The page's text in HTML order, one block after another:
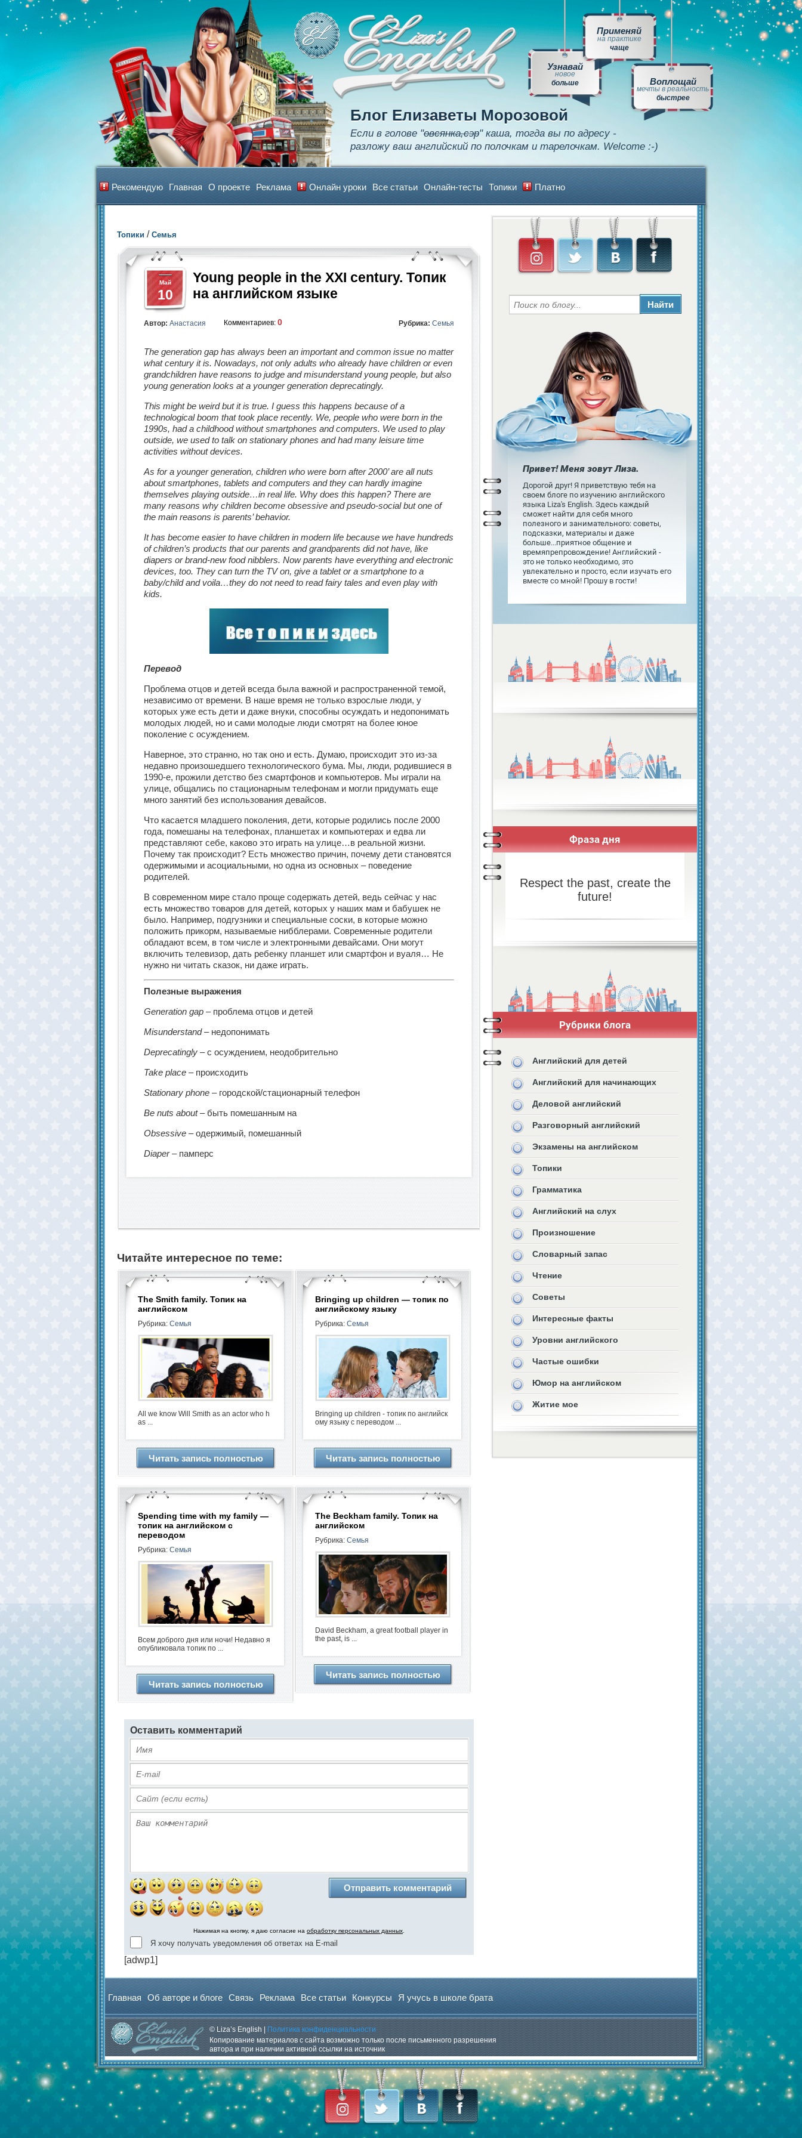
Блог Елизаветы Морозовой
Если в голове "овсянка,сэр" каша, тогда вы по адресу -
разложу ваш английский по полочкам и тарелочкам. Welcome :-)
Узнавай
Learn
новое
больше
Применяй
Apply
на практике
чаще
Воплощай
Realize
мечты в реальность
быстрее
Рекомендую Главная О проекте Реклама Онлайн уроки Все статьи Онлайн-тесты Топики Платно
Топики / Семья
Май
10
Young people in the XXI century. Топик
на английском языке
Автор: Анастасия Комментариев: 0 Рубрика: Семья
The generation gap has always been an important and common issue no matter
what century it is. Nowadays, not only adults who already have children or even
grandchildren have reasons to judge and misunderstand young people, but also
young generation looks at a younger generation deprecatingly.
This might be weird but it is true. I guess this happens because of a
technological boom that took place recently. We, people who were born in the
1990s, had a childhood without smartphones and computers. We used to play
outside, we used to talk on stationary phones and had many leisure time
activities without devices.
As for a younger generation, children who were born after 2000’ are all nuts
about smartphones, tablets and computers and they can hardly imagine
themselves playing outside…in real life. Why does this happen? There are
many reasons why children become obsessive and pseudo-social but one of
the main reasons is parents’ behavior.
It has become easier to have children in modern life because we have hundreds
of children’s products that our parents and grandparents did not have, like
diapers or brand-new food nibblers. Now parents have everything and electronic
devices, too. They can turn the TV on, give a tablet or a smartphone to a
baby/child and voila…they do not need to read fairy tales and even play with
kids.
Перевод
Проблема отцов и детей всегда была важной и распространенной темой,
независимо от времени. В наше время не только взрослые люди, у
которых уже есть дети и даже внуки, способны осуждать и недопонимать
молодых людей, но и сами молодые люди смотрят на более юное
поколение с осуждением.
Наверное, это странно, но так оно и есть. Думаю, происходит это из-за
недавно произошедшего технологического бума. Мы, люди, родившиеся в
1990-е, прожили детство без смартфонов и компьютеров. Мы играли на
улице, общались по стационарным телефонам и могли придумать еще
много занятий без использования девайсов.
Что касается младшего поколения, дети, которые родились после 2000
года, помешаны на телефонах, планшетах и компьютерах и едва ли
представляют себе, каково это играть на улице…в реальной жизни.
Почему так происходит? Есть множество причин, почему дети становятся
одержимыми и асоциальными, но одна из основных – поведение
родителей.
В современном мире стало проще содержать детей, ведь сейчас у нас
есть множество товаров для детей, которых у наших мам и бабушек не
было. Например, подгузники и специальные соски, в которые можно
положить прикорм, называемые нибблерами. Современные родители
обладают всем, в том числе и электронными девайсами. Они могут
включить телевизор, дать ребенку планшет или смартфон и вуаля… Не
нужно ни читать сказок, ни даже играть.
Полезные выражения
Generation gap – проблема отцов и детей
Misunderstand– недопонимать
Deprecatingly – с осуждением, неодобрительно
Take place – происходить
Stationary phone – городской/стационарный телефон
Be nuts about– быть помешанным на
Obsessive – одержимый, помешанный
Diaper– памперс
Читайте интересное по теме:
The Smith family. Топик на
английском
Рубрика: Семья
All we know Will Smith as an actor who h
as ...
Читать запись полностью
Bringing up children — топик по
английскому языку
Рубрика: Семья
Bringing up children - топик по английск
ому языку с переводом ...
Читать запись полностью
Spending time with my family —
топик на английском с
переводом
Рубрика: Семья
Всем доброго дня или ночи! Недавно я
опубликовала топик по ...
Читать запись полностью
The Beckham family. Топик на
английском
Рубрика: Семья
David Beckham, a great football player in
the past, is ...
Читать запись полностью
Оставить комментарий
Нажимая на кнопку, я даю согласие на обработку персональных данных
Я хочу получать уведомления об ответах на E-mail
[adwp1]
Привет! Меня зовут Лиза.
Дорогой друг! Я приветствую тебя на
своем блоге по изучению английского
языка Liza's English. Здесь каждый
сможет найти для себя много
полезного и занимательного: советы,
подсказки, материалы и даже
больше...приятное общение и
времяпрепровождение! Английский -
это не только необходимо, это
увлекательно и просто, если изучать его
вместе со мной! Прошу в гости!
Фраза дня
Respect the past, create the
future!
Рубрики блога
Английский для детей
Английский для начинающих
Деловой английский
Разговорный английский
Экзамены на английском
Топики
Грамматика
Английский на слух
Произношение
Словарный запас
Чтение
Советы
Интересные факты
Уровни английского
Частые ошибки
Юмор на английском
Житие мое
Главная Об авторе и блоге Связь Реклама Все статьи Конкурсы Я учусь в школе брата
© Liza’s English | Политика конфиденциальности
Копирование материалов с сайта возможно только после письменного разрешения
автора и при наличии активной ссылки на источник